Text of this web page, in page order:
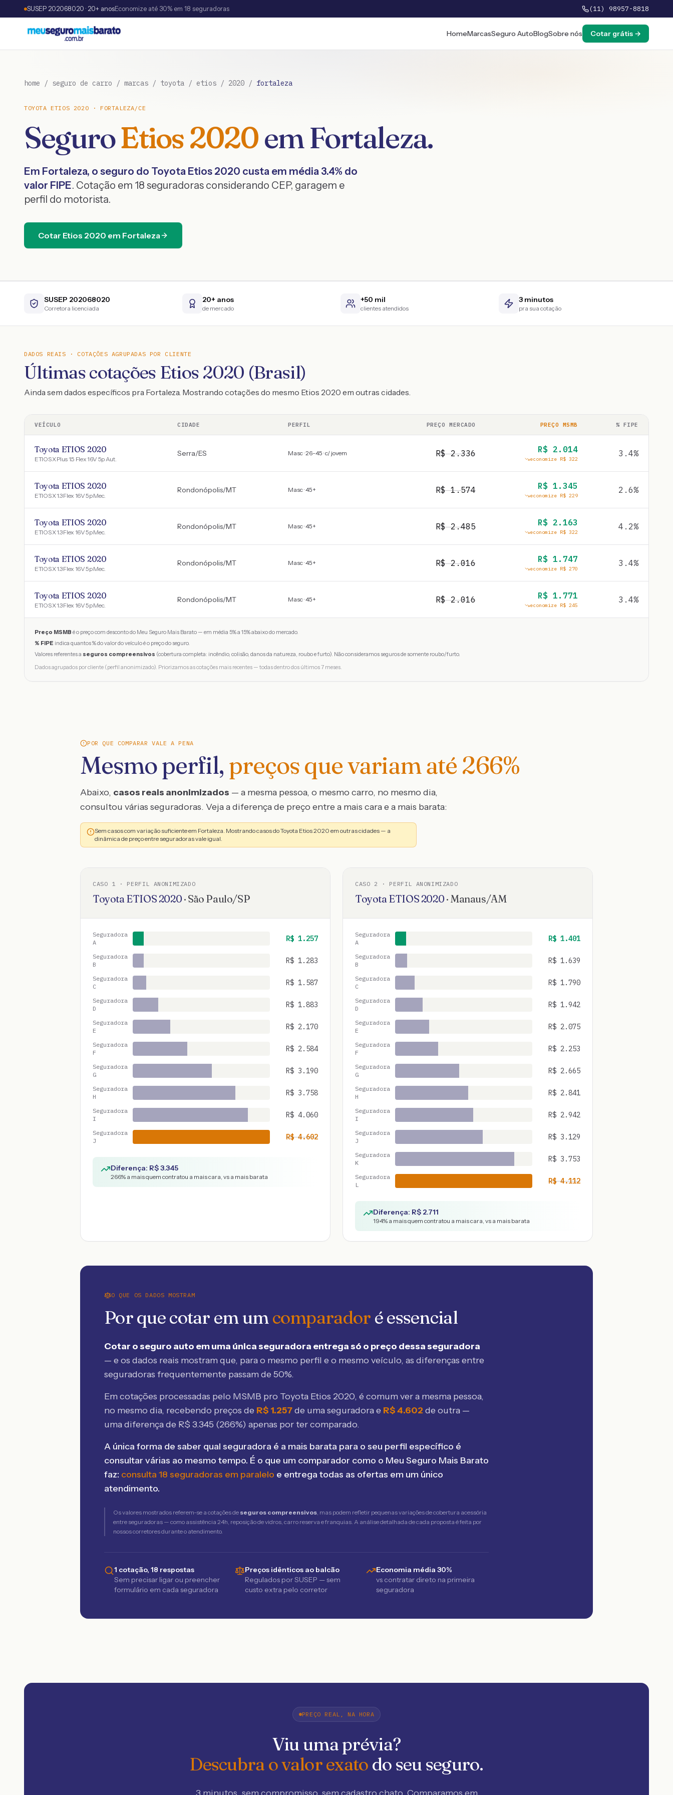
SUSEP 202068020 · 20+ anosEconomize até 30% em 18 seguradoras (11) 98957-8818
HomeMarcasSeguro AutoBlogSobre nós Cotar grátis →
home / seguro de carro / marcas / toyota / etios / 2020 / fortaleza
TOYOTA ETIOS 2020 ·FORTALEZA/ CE
SeguroEtios2020emFortaleza.
Em Fortaleza, o seguro do Toyota Etios 2020 custa em média 3.4% do
valor FIPE. Cotação em 18 seguradoras considerando CEP, garagem e
perfil do motorista.
Cotar Etios 2020 em Fortaleza
SUSEP 202068020
Corretora licenciada
20+ anos
de mercado
+50 mil
clientes atendidos
3 minutos
pra sua cotação
DADOS REAIS · COTAÇÕES AGRUPADAS POR CLIENTE
Últimas cotações Etios 2020 (Brasil)
Ainda sem dados específicos pra Fortaleza. Mostrando cotações do mesmo Etios 2020 em outras cidades.
VEÍCULO CIDADE PERFIL PREÇO MERCADO PREÇO MSMB % FIPE
Toyota ETIOS 2020
ETIOS X Plus 1.5 Flex 16V 5p Aut.
Serra/ES Masc · 26-45 · c/ jovem R$2.336 R$ 2.014
economize R$ 322
3.4%
Toyota ETIOS 2020
ETIOS X 1.3 Flex 16V 5p Mec.
Rondonópolis/MT Masc · 45+ R$1.574 R$ 1.345
economize R$ 229
2.6%
Toyota ETIOS 2020
ETIOS X 1.3 Flex 16V 5p Mec.
Rondonópolis/MT Masc · 45+ R$2.485 R$ 2.163
economize R$ 322
4.2%
Toyota ETIOS 2020
ETIOS X 1.3 Flex 16V 5p Mec.
Rondonópolis/MT Masc · 45+ R$2.016 R$ 1.747
economize R$ 270
3.4%
Toyota ETIOS 2020
ETIOS X 1.3 Flex 16V 5p Mec.
Rondonópolis/MT Masc · 45+ R$2.016 R$ 1.771
economize R$ 245
3.4%
Preço MSMB é o preço com desconto do Meu Seguro Mais Barato — em média 5% a 15% abaixo do mercado.
% FIPE indica quantos % do valor do veículo é o preço do seguro.
Valores referentes a seguros compreensivos (cobertura completa: incêndio, colisão, danos da natureza, roubo e furto). Não consideramos seguros de somente roubo/furto.
Dados agrupados por cliente (perfil anonimizado). Priorizamos as cotações mais recentes — todas dentro dos últimos 7 meses.
POR QUE COMPARAR VALE A PENA
Mesmo perfil, preços que variam até 266%
Abaixo, casos reais anonimizados — a mesma pessoa, o mesmo carro, no mesmo dia,
consultou várias seguradoras. Veja a diferença de preço entre a mais cara e a mais barata:
Sem casos com variação suficiente em Fortaleza. Mostrando casos do Toyota Etios 2020 em outras cidades — a
dinâmica de preço entre seguradoras vale igual.
CASO 1 · PERFIL ANONIMIZADO
ToyotaETIOS 2020· São Paulo/SP
Seguradora
A
R$ 1.257
Seguradora
B
R$ 1.283
Seguradora
C
R$ 1.587
Seguradora
D
R$ 1.883
Seguradora
E
R$ 2.170
Seguradora
F
R$ 2.584
Seguradora
G
R$ 3.190
Seguradora
H
R$ 3.758
Seguradora
I
R$ 4.060
Seguradora
J
R$4.602
Diferença: R$3.345
266% a mais quem contratou a mais cara, vs a mais barata
CASO 2 · PERFIL ANONIMIZADO
ToyotaETIOS 2020· Manaus/AM
Seguradora
A
R$ 1.401
Seguradora
B
R$ 1.639
Seguradora
C
R$ 1.790
Seguradora
D
R$ 1.942
Seguradora
E
R$ 2.075
Seguradora
F
R$ 2.253
Seguradora
G
R$ 2.665
Seguradora
H
R$ 2.841
Seguradora
I
R$ 2.942
Seguradora
J
R$ 3.129
Seguradora
K
R$ 3.753
Seguradora
L
R$4.112
Diferença: R$ 2.711
194% a mais quem contratou a mais cara, vs a mais barata
O QUE OS DADOS MOSTRAM
Por que cotar em umcomparador é essencial
Cotar o seguro auto em uma única seguradora entrega só o preço dessa seguradora
— e os dados reais mostram que, para o mesmo perfil e o mesmo veículo, as diferenças entre
seguradoras frequentemente passam de 50%.
Em cotações processadas pelo MSMB pro Toyota Etios 2020, é comum ver a mesma pessoa,
no mesmo dia, recebendo preços de R$ 1.257de uma seguradora e R$4.602 de outra —
uma diferença de R$ 3.345 (266%) apenas por ter comparado.
A única forma de saber qual seguradora é a mais barata para o seu perfil específico é
consultar várias ao mesmo tempo. É o que um comparador como o Meu Seguro Mais Barato
faz: consulta 18 seguradoras em paralelo e entrega todas as ofertas em um único
atendimento.
Os valores mostrados referem-se a cotações de seguros compreensivos, mas podem refletir pequenas variações de cobertura acessória
entre seguradoras — como assistência 24h, reposição de vidros, carro reserva e franquias. A análise detalhada de cada proposta é feita por
nossos corretores durante o atendimento.
1 cotação, 18 respostas
Sem precisar ligar ou preencher
formulário em cada seguradora
Preços idênticos ao balcão
Regulados por SUSEP — sem
custo extra pelo corretor
Economia média 30%
vs contratar direto na primeira
seguradora
PREÇO REAL, NA HORA
Viu uma prévia?
Descubra o valor exato do seu seguro.